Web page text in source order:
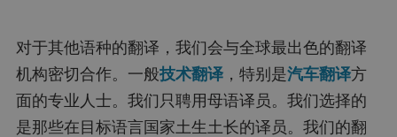
对于其他语种的翻译，我们会与全球最出色的翻译
机构密切合作。一般技术翻译 ，特别是汽车翻译方
面的专业人士。我们只聘用母语译员。我们选择的
是那些在目标语言国家土生土长的译员。我们的翻